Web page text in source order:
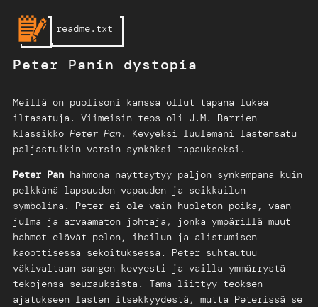
Skip
content
readme.txt
Peter Panin dystopia
Meillä on puolisoni kanssa ollut tapana lukea
iltasatuja. Viimeisin teos oli J.M. Barrien
klassikko Peter Pan. Kevyeksi luulemani lastensatu
paljastuikin varsin synkäksi tapaukseksi.
Peter Pan hahmona näyttäytyy paljon synkempänä kuin
pelkkänä lapsuuden vapauden ja seikkailun
symbolina. Peter ei ole vain huoleton poika, vaan
julma ja arvaamaton johtaja, jonka ympärillä muut
hahmot elävät pelon, ihailun ja alistumisen
kaoottisessa sekoituksessa. Peter suhtautuu
väkivaltaan sangen kevyesti ja vailla ymmärrystä
tekojensa seurauksista. Tämä liittyy teoksen
ajatukseen lasten itsekkyydestä, mutta Peterissä se